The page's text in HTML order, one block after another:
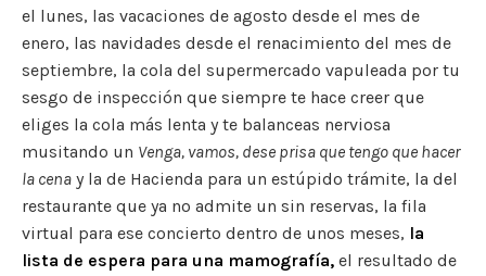
el lunes, las vacaciones de agosto desde el mes de
enero, las navidades desde el renacimiento del mes de
septiembre, la cola del supermercado vapuleada por tu
sesgo de inspección que siempre te hace creer que
eliges la cola más lenta y te balanceas nerviosa
musitando un Venga, vamos, dese prisa que tengo que hacer
la cena y la de Hacienda para un estúpido trámite, la del
restaurante que ya no admite un sin reservas, la fila
virtual para ese concierto dentro de unos meses, la
lista de espera para una mamografía, el resultado de